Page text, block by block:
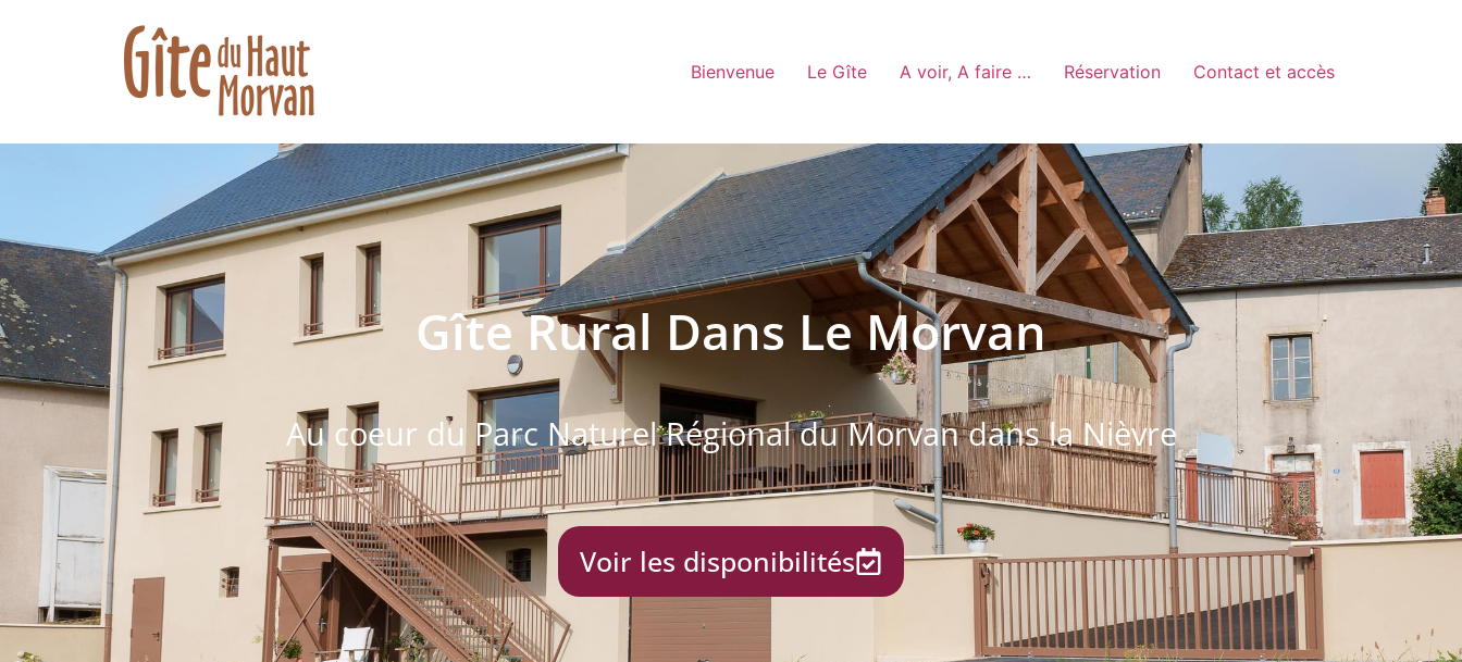
Bienvenue Le Gîte A voir, A faire … Réservation Contact et accès
Gîte Rural Dans Le Morvan
Au coeur du Parc Naturel Régional du Morvan dans la Nièvre
Voir les disponibilités